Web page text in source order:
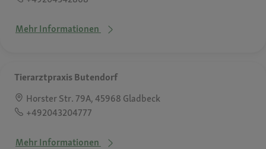
Mehr Informationen
Tierarztpraxis Butendorf
Horster Str. 79A, 45968 Gladbeck
+492043204777
Mehr Informationen